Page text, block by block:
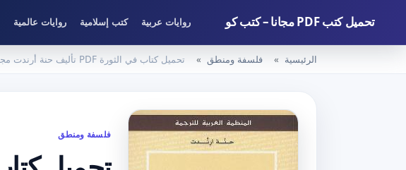
تحميل كتب PDF مجانا – كتب كو روايات عربية كتب إسلامية روايات عالمية
الرئيسية فلسفة ومنطق تحميل كتاب في الثورة PDF تأليف حنة أرندت مجانا [كامل]
فلسفة ومنطق